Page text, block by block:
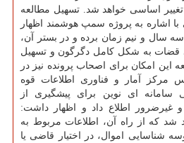
تغییر اساسی خواهد شد. تسهیل مطالعه
اشاره به پروژه سمپ هوشمند اظهار
سال و نیم زمان برده و در بستر آن،
قضات به شکل کامل دگرگون و تسهیل
این امکان برای اصحاب پرونده نیز در
مرکز آمار و فناوری اطلاعات قوه
سامانه ای نوین برای پیشگیری از
غیرضرور اطلاع داد و اظهار داشت:
شد که از راه آن، اطلاعات مربوط به
شناسایی اموال، در اختیار قاضی یا